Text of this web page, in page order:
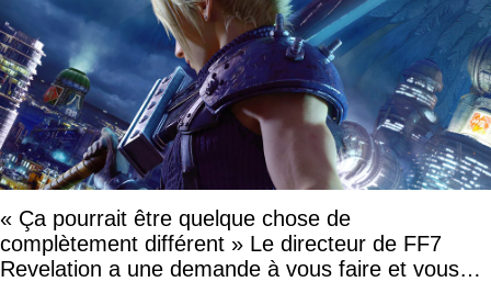
« Ça pourrait être quelque chose de
complètement différent » Le directeur de FF7
Revelation a une demande à vous faire et vous